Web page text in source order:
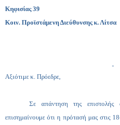
Κηφισίας 39
Κοιν. Προϊστάμενη Διεύθυνσης κ. Λίτσα
ΑΠ
Αξιότιμε κ. Πρόεδρε,
Σε απάντηση της
επισημαίνουμε ότι η πρότασή μας στις